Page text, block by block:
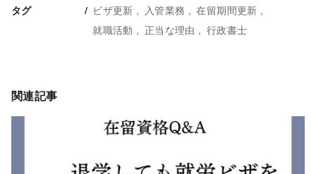
タグ ビザ更新 入管業務
在留期間更新
就職活動
正当な理由 行政書士
関連記事